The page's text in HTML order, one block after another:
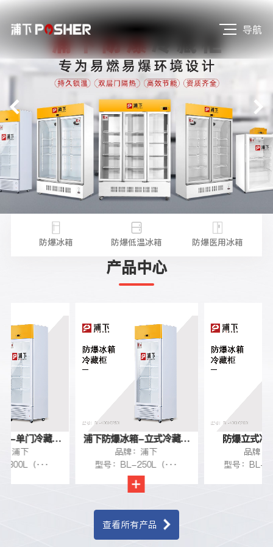
导航
防爆冰箱 防爆低温冰箱 防爆医用冰箱
产品中心
冷藏柜
···
浦下防爆冰箱-立式冷藏柜
250L
品牌：浦下
型号：BL-250L（···
防爆立式冷藏柜
品牌：浦下
型号：BL-200L（
查看所有产品